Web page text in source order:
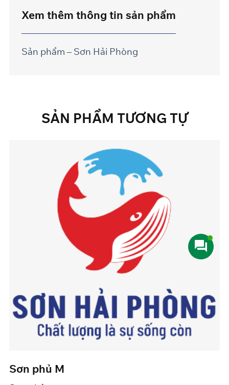
Xem thêm thông tin sản phẩm
Sản phẩm – Sơn Hải Phòng
SẢN PHẨM TƯƠNG TỰ
Sơn phủ M